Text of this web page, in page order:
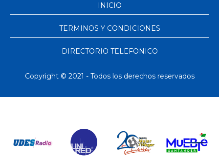
INICIO
TERMINOS Y CONDICIONES
DIRECTORIO TELEFONICO
Copyright © 2021 - Todos los derechos reservados